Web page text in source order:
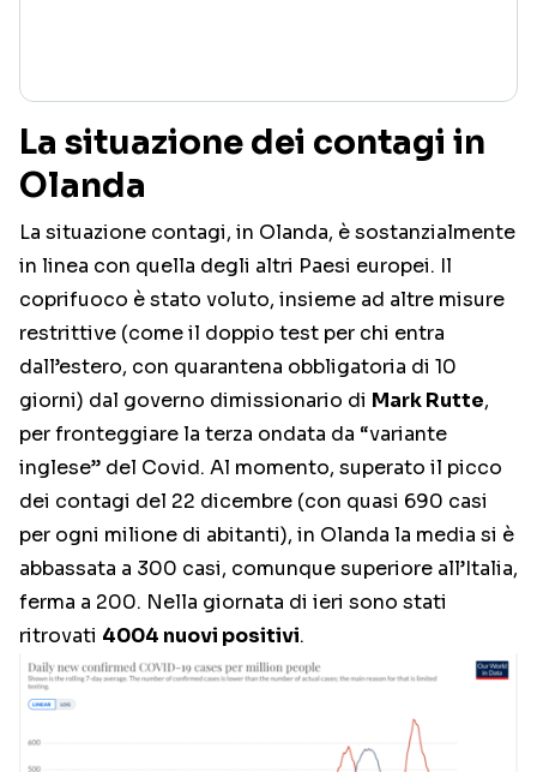
La situazione dei contagi in
Olanda
La situazione contagi, in Olanda, è sostanzialmente
in linea con quella degli altri Paesi europei. Il
coprifuoco è stato voluto, insieme ad altre misure
restrittive (come il doppio test per chi entra
dall’estero, con quarantena obbligatoria di 10
giorni) dal governo dimissionario di Mark Rutte,
per fronteggiare la terza ondata da “variante
inglese” del Covid. Al momento, superato il picco
dei contagi del 22 dicembre (con quasi 690 casi
per ogni milione di abitanti), in Olanda la media si è
abbassata a 300 casi, comunque superiore all’Italia,
ferma a 200. Nella giornata di ieri sono stati
ritrovati 4004 nuovi positivi.